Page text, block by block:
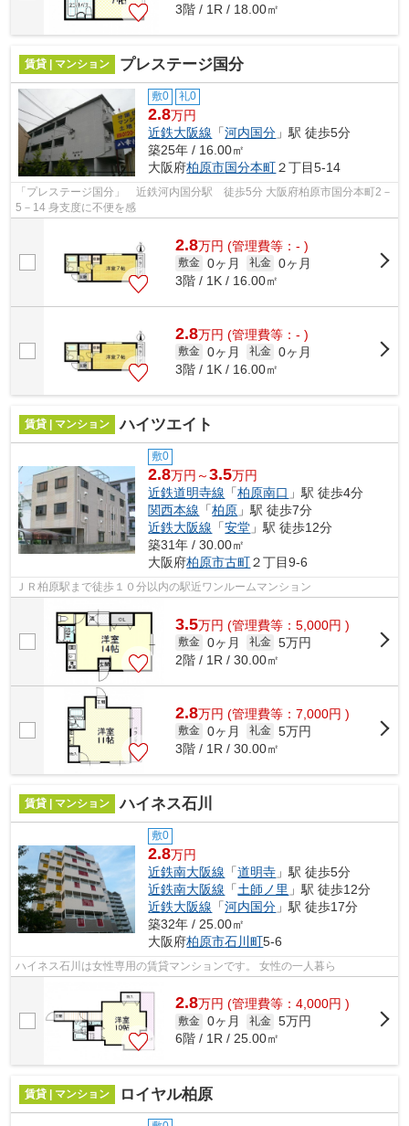
3階 / 1R / 18.00㎡
賃貸 | マンション プレステージ国分
敷0 礼0
2.8万円
近鉄大阪線 「河内国分 」駅 徒歩5分
築25年 / 16.00㎡
大阪府柏原市国分本町２丁目5-14
「プレステージ国分」 近鉄河内国分駅 徒歩5分 大阪府柏原市国分本町2－
5－14 身支度に不便を感
2.8万円 (管理費等：- )
敷金 0ヶ月 礼金 0ヶ月
3階 / 1K / 16.00㎡
2.8万円 (管理費等：- )
敷金 0ヶ月 礼金 0ヶ月
3階 / 1K / 16.00㎡
賃貸 | マンション ハイツエイト
敷0
2.8万円～3.5万円
近鉄道明寺線 「柏原南口 」駅 徒歩4分
関西本線 「柏原 」駅 徒歩7分
近鉄大阪線 「安堂 」駅 徒歩12分
築31年 / 30.00㎡
大阪府柏原市古町２丁目9-6
ＪＲ柏原駅まで徒歩１０分以内の駅近ワンルームマンション
3.5万円 (管理費等：5,000円 )
敷金 0ヶ月 礼金 5万円
2階 / 1R / 30.00㎡
2.8万円 (管理費等：7,000円 )
敷金 0ヶ月 礼金 5万円
3階 / 1R / 30.00㎡
賃貸 | マンション ハイネス石川
敷0
2.8万円
近鉄南大阪線 「道明寺 」駅 徒歩5分
近鉄南大阪線 「土師ノ里 」駅 徒歩12分
近鉄大阪線 「河内国分 」駅 徒歩17分
築32年 / 25.00㎡
大阪府柏原市石川町5-6
ハイネス石川は女性専用の賃貸マンションです。 女性の一人暮ら
2.8万円 (管理費等：4,000円 )
敷金 0ヶ月 礼金 5万円
6階 / 1R / 25.00㎡
賃貸 | マンション ロイヤル柏原